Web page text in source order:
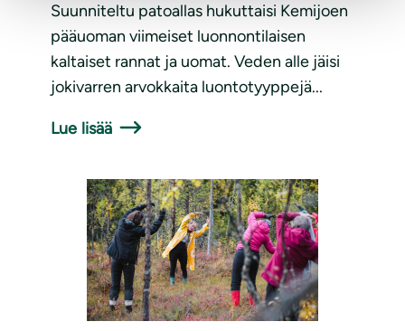
Suunniteltu patoallas hukuttaisi Kemijoen
pääuoman viimeiset luonnontilaisen
kaltaiset rannat ja uomat. Veden alle jäisi
jokivarren arvokkaita luontotyyppejä...
Lue lisää